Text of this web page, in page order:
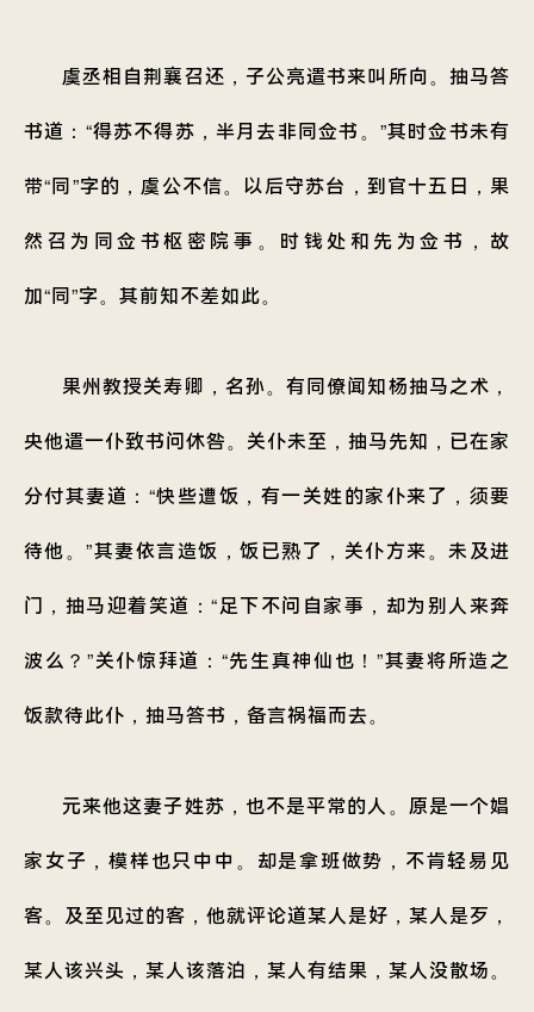
虞丞相自荆襄召还，子公亮遣书来叫所向。抽马答
书道：“得苏不得苏，半月去非同佥书。”其时佥书未有
带“同”字的，虞公不信。以后守苏台，到官十五日，果
然召为同佥书枢密院事。时钱处和先为佥书，故
加“同”字。其前知不差如此。
果州教授关寿卿，名孙。有同僚闻知杨抽马之术，
央他遣一仆致书问休咎。关仆未至，抽马先知，已在家
分付其妻道：“快些遭饭，有一关姓的家仆来了，须要
待他。”其妻依言造饭，饭已熟了，关仆方来。未及进
门，抽马迎着笑道：“足下不问自家事，却为别人来奔
波么？”关仆惊拜道：“先生真神仙也！”其妻将所造之
饭款待此仆，抽马答书，备言祸福而去。
元来他这妻子姓苏，也不是平常的人。原是一个娼
家女子，模样也只中中。却是拿班做势，不肯轻易见
客。及至见过的客，他就评论道某人是好，某人是歹，
某人该兴头，某人该落泊，某人有结果，某人没散场。